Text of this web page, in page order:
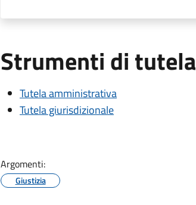
Strumenti di tutela
Tutela amministrativa
Tutela giurisdizionale
Argomenti:
Giustizia